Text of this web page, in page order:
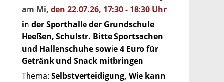
am Mi, den 22.07.26, 17:30 - 18:30 Uhr
in der Sporthalle der Grundschule
Heeßen, Schulstr. Bitte Sportsachen
und Hallenschuhe sowie 4 Euro für
Getränk und Snack mitbringen
Thema: Selbstverteidigung, Wie kann